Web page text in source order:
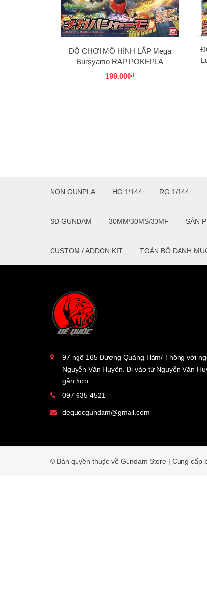
ĐỒ CHƠI MÔ HÌNH LẮP Mega
Bursyamo RÁP POKEPLA
COLLECTION 37 SELECT SERIES
199.000₫
NON GUNPLA HG 1/144 RG 1/144
SD GUNDAM 30MM/30MS/30MF SẢN
CUSTOM / ADDON KIT TOÀN BỘ DANH
97 ngõ 165 Dương Quảng Hàm/ Thông với
Nguyễn Văn Huyên. Đi vào từ Nguyễn Văn
gần hơn
097 635 4521
dequocgundam@gmail.com
© Bản quyền thuộc về Gundam Store | Cung cấp